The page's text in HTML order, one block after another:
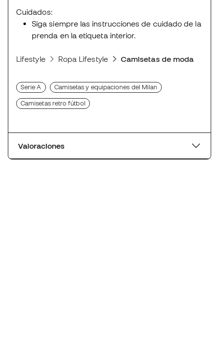
Cuidados:
Siga siempre las instrucciones de cuidado de la
prenda en la etiqueta interior.
Lifestyle Ropa Lifestyle Camisetas de moda
Serie A Camisetas y equipaciones del Milan
Camisetas retro fútbol
Valoraciones